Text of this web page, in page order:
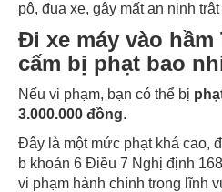
pô, đua xe, gây mất an ninh
Đi xe máy vào
cấm bị phạt bao
Nếu vi phạm, bạn có thể bị
3.000.000 đồng.
Đây là một mức phạt khá cao,
b khoản 6 Điều 7 Nghị định
vi phạm hành chính trong lĩnh